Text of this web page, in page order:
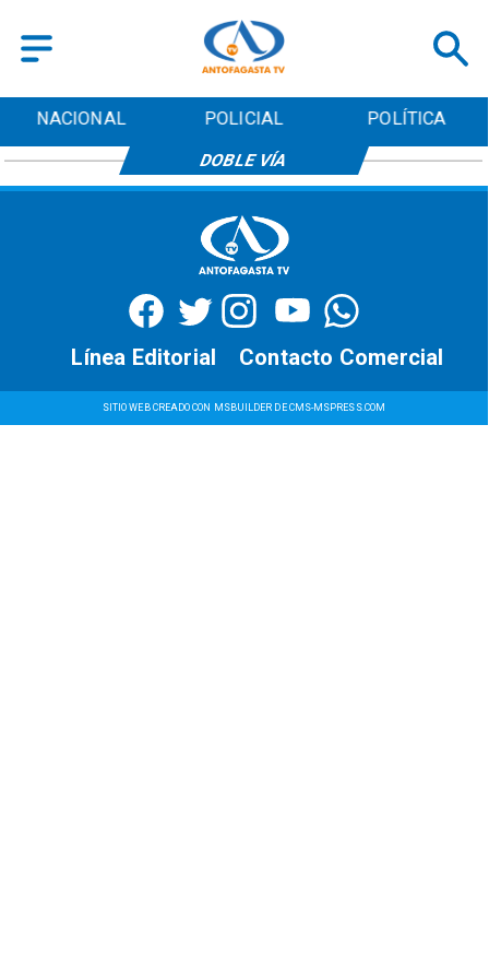
NACIONAL POLICIAL POLÍTICA
DOBLE VÍA
SITIO WEB CREADO CON MSBUILDER DE CMS-MSPRESS.COM
Contacto Comercial
Línea Editorial